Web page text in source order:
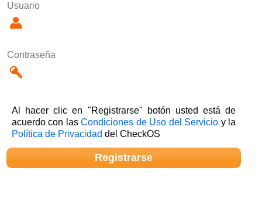
Usuario
Contraseña
Al hacer clic en "Registrarse" botón usted está de
acuerdo con lasCondiciones de Uso del Servicio y la
Política de Privacidad del CheckOS